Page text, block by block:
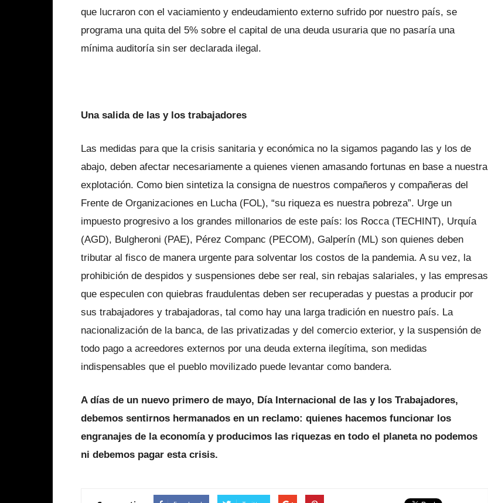
que lucraron con el vaciamiento y endeudamiento externo sufrido por nuestro país, se
programa una quita del 5% sobre el capital de una deuda usuraria que no pasaría una
mínima auditoría sin ser declarada ilegal.
Una salida de las y los trabajadores
Las medidas para que la crisis sanitaria y económica no la sigamos pagando las y los de
abajo, deben afectar necesariamente a quienes vienen amasando fortunas en base a nuestra
explotación. Como bien sintetiza la consigna de nuestros compañeros y compañeras del
Frente de Organizaciones en Lucha (FOL), “su riqueza es nuestra pobreza”. Urge un
impuesto progresivo a los grandes millonarios de este país: los Rocca (TECHINT), Urquía
(AGD), Bulgheroni (PAE), Pérez Companc (PECOM), Galperín (ML) son quienes deben
tributar al fisco de manera urgente para solventar los costos de la pandemia. A su vez, la
prohibición de despidos y suspensiones debe ser real, sin rebajas salariales, y las empresas
que especulen con quiebras fraudulentas deben ser recuperadas y puestas a producir por
sus trabajadores y trabajadoras, tal como hay una larga tradición en nuestro país. La
nacionalización de la banca, de las privatizadas y del comercio exterior, y la suspensión de
todo pago a acreedores externos por una deuda externa ilegítima, son medidas
indispensables que el pueblo movilizado puede levantar como bandera.
A días de un nuevo primero de mayo, Día Internacional de las y los Trabajadores,
debemos sentirnos hermanados en un reclamo: quienes hacemos funcionar los
engranajes de la economía y producimos las riquezas en todo el planeta no podemos
ni debemos pagar esta crisis.